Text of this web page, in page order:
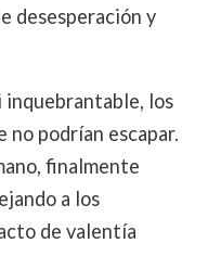
desesperación y
inquebrantable, los
no podrían escapar.
finalmente
a los
de valentía